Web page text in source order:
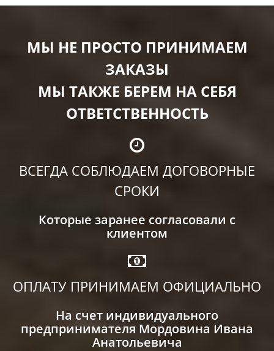
МЫ НЕ ПРОСТО ПРИНИМАЕМ
ЗАКАЗЫ
МЫ ТАКЖЕ БЕРЕМ НА СЕБЯ
ОТВЕТСТВЕННОСТЬ
ВСЕГДА СОБЛЮДАЕМ ДОГОВОРНЫЕ
СРОКИ
Которые заранее согласовали с
клиентом
ОПЛАТУ ПРИНИМАЕМ ОФИЦИАЛЬНО
На счет индивидуального
предпринимателя Мордовина Ивана
Анатольевича